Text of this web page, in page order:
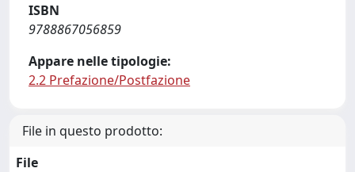
ISBN
9788867056859
Appare nelle tipologie:
2.2 Prefazione/Postfazione
File in questo prodotto:
File